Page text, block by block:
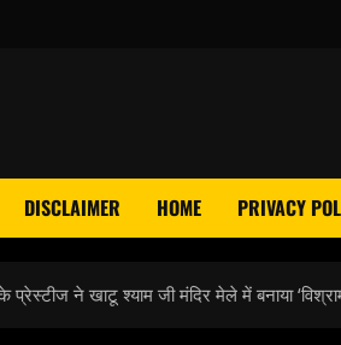
DISCLAIMER HOME PRIVACY
प्रेस्टीज ने खाटू श्याम जी मंदिर मेले में बनाया